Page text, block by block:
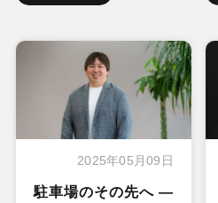
2025年05月09日
駐車場のその先へ ―